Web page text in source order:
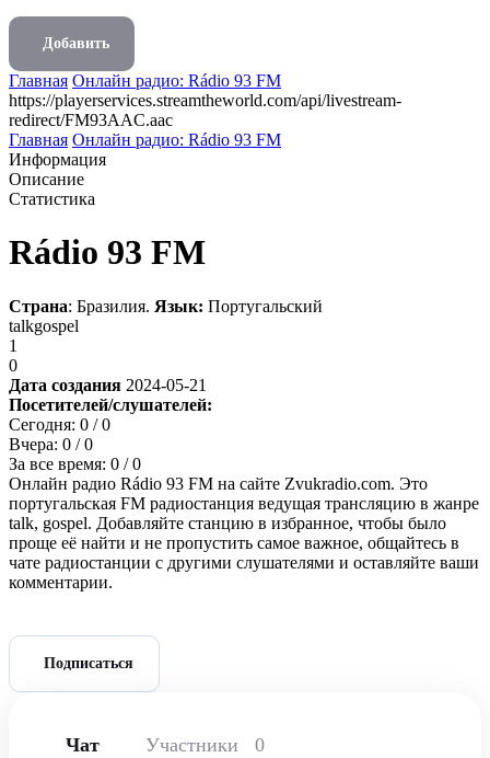
Добавить
Главная Онлайн радио: Rádio 93 FM
https://playerservices.streamtheworld.com/api/livestream-
redirect/FM93AAC.aac
Главная Онлайн радио: Rádio 93 FM
Информация
Описание
Статистика
Rádio 93 FM
Страна: Бразилия. Язык: Португальский
talkgospel
1
0
Дата создания 2024-05-21
Посетителей/слушателей:
Сегодня: 0 / 0
Вчера: 0 / 0
За все время: 0 / 0
Онлайн радио Rádio 93 FM на сайте Zvukradio.com. Это
португальская FM радиостанция ведущая трансляцию в жанре
talk, gospel. Добавляйте станцию в избранное, чтобы было
проще её найти и не пропустить самое важное, общайтесь в
чате радиостанции с другими слушателями и оставляйте ваши
комментарии.
Подписаться
Чат Участники 0